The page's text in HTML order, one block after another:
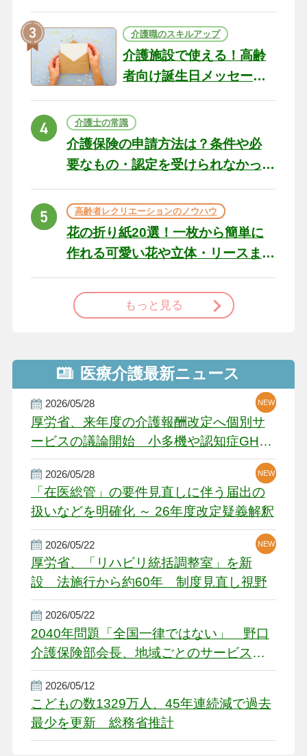
テリアになる作品まで
介護職のスキルアップ
介護施設で使える！高齢
者向け誕生日メッセージ
の例文と書き方のポイン
ト
介護士の常識
介護保険の申請方法は？条件や必
要なもの・認定を受けられなかっ
た場合の対処法
高齢者レクリエーションのノウハウ
花の折り紙20選！一枚から簡単に
作れる可愛い花や立体・リースま
で
もっと見る
医療介護最新ニュース
2026/05/28
厚労省、来年度の介護報酬改定へ個別サ
ービスの議論開始 小多機や認知症GH、
厳しい経営環境に危機感
NEW
NEW
NEW
2026/05/28
「在医総管」の要件見直しに伴う届出の
扱いなどを明確化 ～ 26年度改定疑義解釈
NEW
NEW
2026/05/22
厚労省、「リハビリ統括調整室」を新
設 法施行から約60年 制度見直し視野
NEW
2026/05/22
2040年問題「全国一律ではない」 野口
介護保険部会長、地域ごとのサービス基
盤整備を促す
2026/05/12
こどもの数1329万人、45年連続減で過去
最少を更新 総務省推計